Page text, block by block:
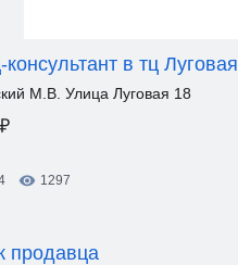
в тц Луговая
М.В. Улица Луговая 18
₽
1297
продавца